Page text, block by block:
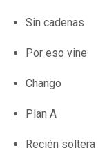
Sin cadenas
Por eso vine
Chango
Plan A
Recién soltera